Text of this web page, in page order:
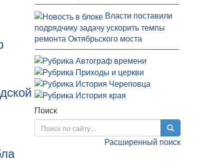
Власти поставили
подрядчику задачу ускорить темпы
ремонта Октябрьского моста
Поиск
Расширенный поиск